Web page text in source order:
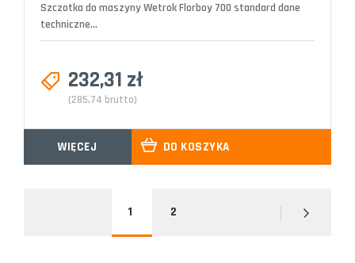
Szczotka do maszyny Wetrok Florboy 700 standard dane
techniczne...
232,31 zł
(285,74 brutto)
WIĘCEJ DO KOSZYKA
1 2